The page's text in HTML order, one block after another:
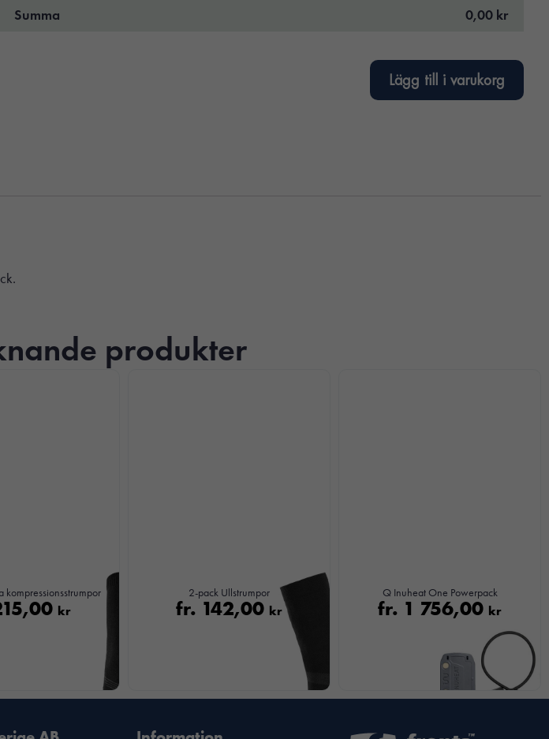
Summa 0,00 kr
Lägg till i varukorg
produkter
kr
2-pack Ullstrumpor
fr. 142,00 kr
Q Inuheat One Powerpack
fr. 1 756,00 kr
Nödvändiga
Dessa kakor
går inte att
välja bort. De
taget ska